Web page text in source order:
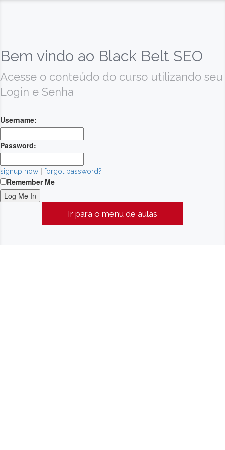
Bem vindo ao Black Belt SEO
Acesse o conteúdo do curso utilizando seu
Login e Senha
Username:
Password:
signup now | forgot password?
Remember Me
Ir para o menu de aulas